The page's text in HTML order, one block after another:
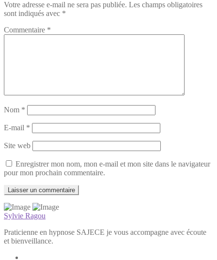
Votre adresse e-mail ne sera pas publiée. Les champs obligatoires
sont indiqués avec *
Commentaire *
Nom *
E-mail *
Site web
Enregistrer mon nom, mon e-mail et mon site dans le navigateur
pour mon prochain commentaire.
Sylvie Ragou
Praticienne en hypnose SAJECE je vous accompagne avec écoute
et bienveillance.